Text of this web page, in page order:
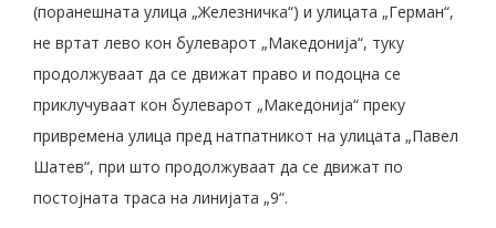
(поранешната улица „Железничка“) и улицата „Герман“,
не вртат лево кон булеварот „Македонија“, туку
продолжуваат да се движат право и подоцна се
приклучуваат кон булеварот „Македонија“ преку
привремена улица пред натпатникот на улицата „Павел
Шатев“, при што продолжуваат да се движат по
постојната траса на линијата „9“.